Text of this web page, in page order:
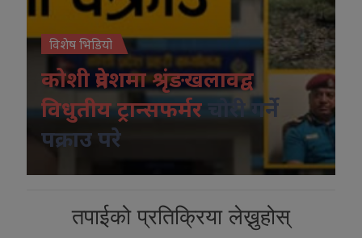
विशेष भिडियो
कोशी प्रदेशमा श्रृंङखलावद्व
विधुतीय ट्रान्सफर्मर
चोरी गर्ने
पक्राउ परे
तपाईको प्रतिक्रिया लेख्नुहोस्